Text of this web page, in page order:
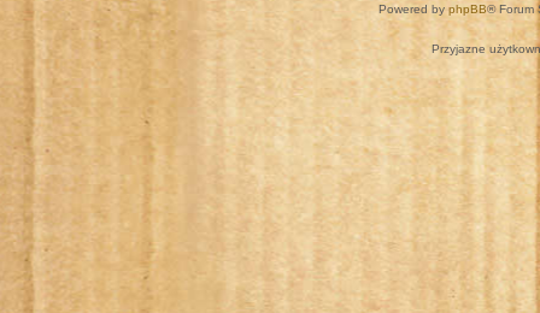
Powered by phpBB® Forum
Przyjazne